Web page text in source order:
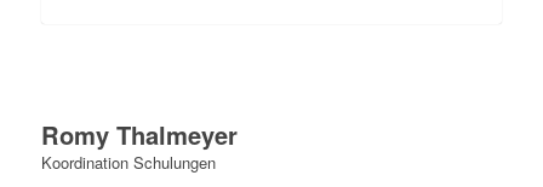
Romy Thalmeyer
Koordination Schulungen